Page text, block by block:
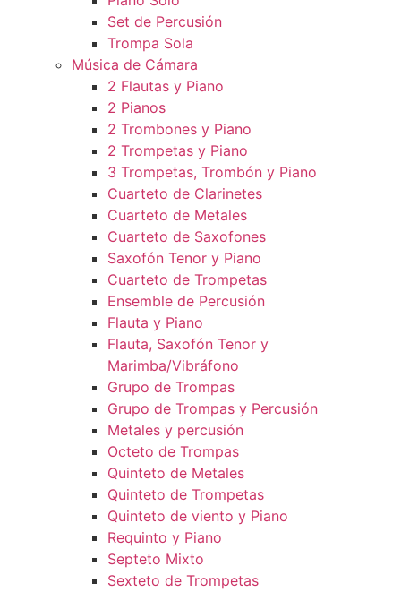
Set de Percusión
Trompa Sola
Música de Cámara
2 Flautas y Piano
2 Pianos
2 Trombones y Piano
2 Trompetas y Piano
3 Trompetas, Trombón y Piano
Cuarteto de Clarinetes
Cuarteto de Metales
Cuarteto de Saxofones
Saxofón Tenor y Piano
Cuarteto de Trompetas
Ensemble de Percusión
Flauta y Piano
Flauta, Saxofón Tenor y
Marimba/Vibráfono
Grupo de Trompas
Grupo de Trompas y Percusión
Metales y percusión
Octeto de Trompas
Quinteto de Metales
Quinteto de Trompetas
Quinteto de viento y Piano
Requinto y Piano
Septeto Mixto
Sexteto de Trompetas